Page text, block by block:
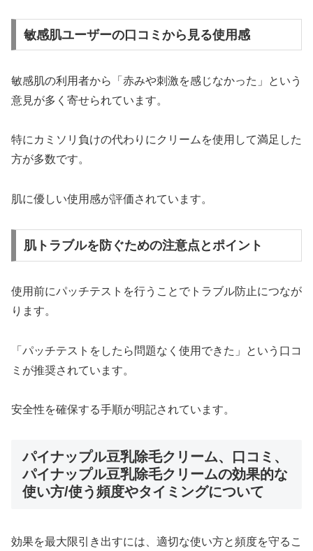
敏感肌ユーザーの口コミから見る使用感
敏感肌の利用者から「赤みや刺激を感じなかった」という
意見が多く寄せられています。
特にカミソリ負けの代わりにクリームを使用して満足した
方が多数です。
肌に優しい使用感が評価されています。
肌トラブルを防ぐための注意点とポイント
使用前にパッチテストを行うことでトラブル防止につなが
ります。
「パッチテストをしたら問題なく使用できた」という口コ
ミが推奨されています。
安全性を確保する手順が明記されています。
パイナップル豆乳除毛クリーム、口コミ、
パイナップル豆乳除毛クリームの効果的な
使い方/使う頻度やタイミングについて
効果を最大限引き出すには、適切な使い方と頻度を守るこ